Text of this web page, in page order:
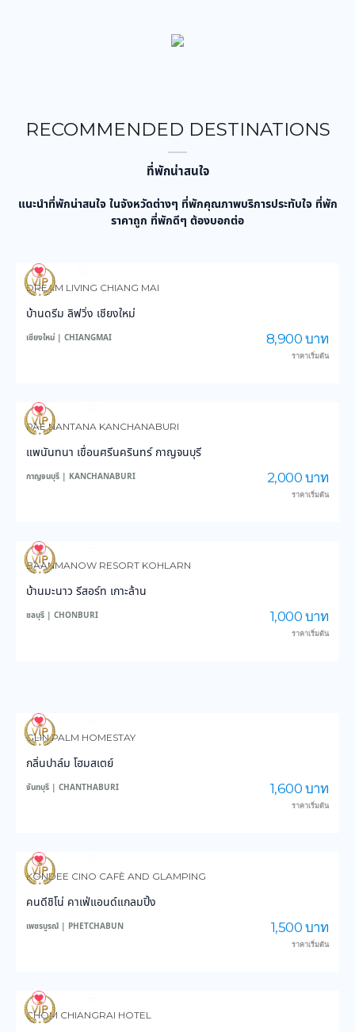
RECOMMENDED DESTINATIONS
ที่พักน่าสนใจ
แนะนำที่พักน่าสนใจ ในจังหวัดต่างๆ ที่พักคุณภาพบริการประทับใจ ที่พัก
ราคาถูก ที่พักดีๆ ต้องบอกต่อ
971
DREAM LIVING CHIANG MAI
บ้านดรีม ลิฟวิ่ง เชียงใหม่
เชียงใหม่ | CHIANGMAI 8,900 บาท
ราคาเริ่มต้น
3,877
PAE NANTANA KANCHANABURI
แพนันทนา เขื่อนศรีนครินทร์ กาญจนบุรี
กาญจนบุรี | KANCHANABURI 2,000 บาท
ราคาเริ่มต้น
4,077
BAANMANOW RESORT KOHLARN
บ้านมะนาว รีสอร์ท เกาะล้าน
ชลบุรี | CHONBURI 1,000 บาท
ราคาเริ่มต้น
3,768
GLIN PALM HOMESTAY
กลิ่นปาล์ม โฮมสเตย์
จันทบุรี | CHANTHABURI 1,600 บาท
ราคาเริ่มต้น
3,176
KONDEE CINO CAFÈ AND GLAMPING
คนดีชิโน่ คาเฟ่แอนด์แกลมปิ้ง
เพชรบูรณ์ | PHETCHABUN 1,500 บาท
ราคาเริ่มต้น
3,627
CHOM CHIANGRAI HOTEL